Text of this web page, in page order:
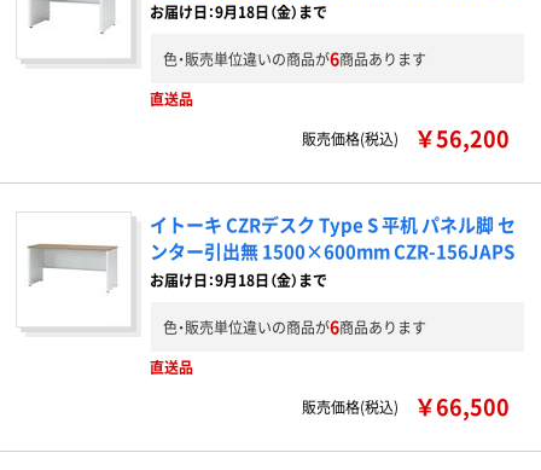
お届け日：9月18日（金）まで
色・販売単位違いの商品が6商品あります
直送品
販売価格(税込)
￥56,200
イトーキ CZRデスク Type S 平机 パネル脚 セ
ンター引出無 1500×600mm CZR-156JAPS
お届け日：9月18日（金）まで
色・販売単位違いの商品が6商品あります
直送品
販売価格(税込)
￥66,500